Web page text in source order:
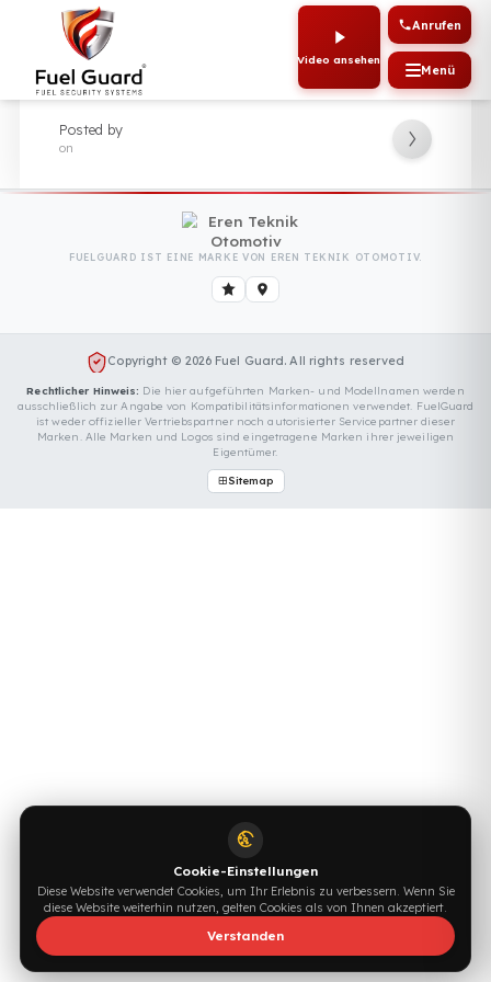
Video ansehen
Posted by
FUELGUARD IST EINE MARKE VON EREN TEKNIK OTOMOTIV.
Copyright © 2026 Fuel Guard. All rights reserved
Rechtlicher Hinweis: Die hier aufgeführten Marken- und Modellnamen
ausschließlich zur Angabe von Kompatibilitätsinformationen verwendet.
ist weder offizieller Vertriebspartner noch autorisierter Servicepartner
Marken. Alle Marken und Logos sind eingetragene Marken ihrer
Cookie-Einstellungen